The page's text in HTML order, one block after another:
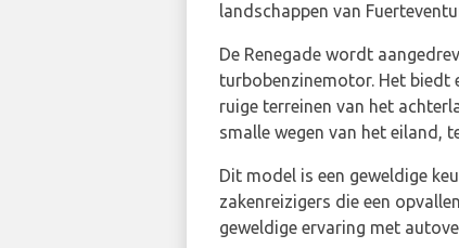
landschappen van
De Renegade wordt
turbobenzinemotor. Het biedt
ruige terreinen van het
smalle wegen van het eiland,
Dit model is een geweldige
zakenreizigers die een
geweldige ervaring met